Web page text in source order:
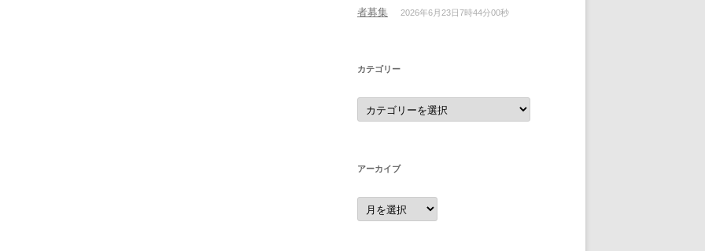
者募集
2026年6月23日7時44分00秒
カテゴリー
カ
テ
ゴ
アーカイブ
ア
ー
カ